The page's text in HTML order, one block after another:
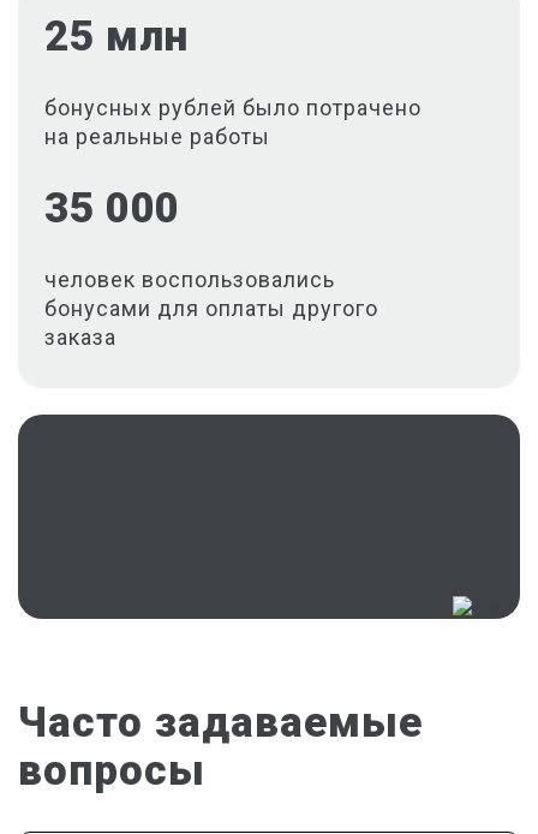
25 млн
бонусных рублей было потрачено
на реальные работы
35 000
человек воспользовались
бонусами для оплаты другого
заказа
Часто задаваемые
вопросы